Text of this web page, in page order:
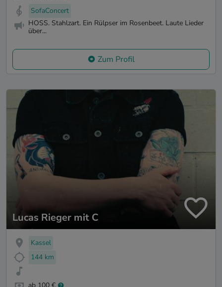
SofaConcert
HOSS. Stahlzart. Ein Rülpser im Rosenbeet. Laute Lieder
über...
Zum Profil
Lucas Rieger mit C
Kassel
144 km